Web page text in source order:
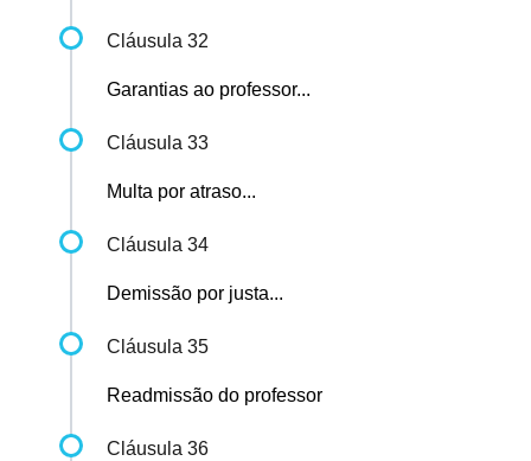
Cláusula 32
Garantias ao professor...
Cláusula 33
Multa por atraso...
Cláusula 34
Demissão por justa...
Cláusula 35
Readmissão do professor
Cláusula 36